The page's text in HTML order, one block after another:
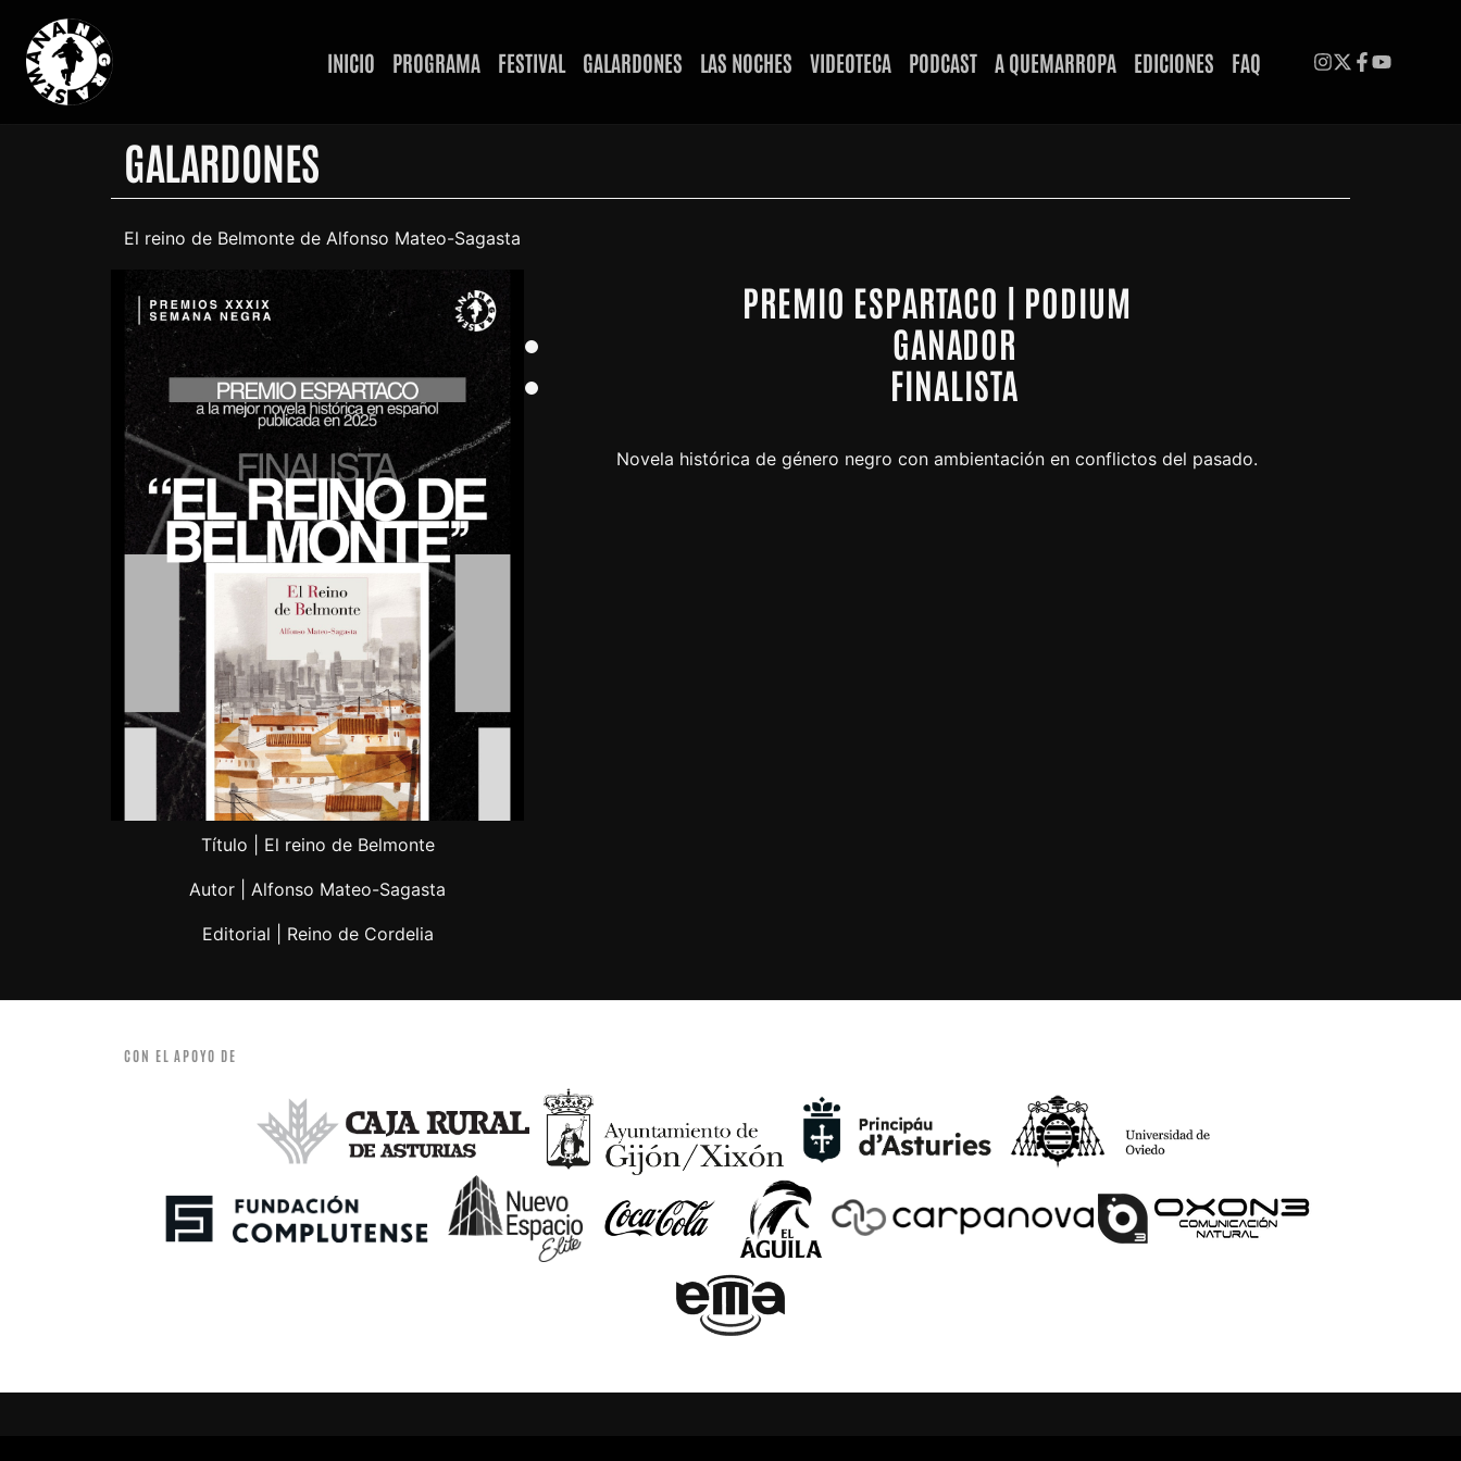
INICIO PROGRAMA FESTIVAL GALARDONES LAS NOCHES VIDEOTECA PODCAST A QUEMARROPA EDICIONES FAQ
GALARDONES
El reino de Belmonte de Alfonso Mateo-Sagasta
Título | El reino de Belmonte
Autor | Alfonso Mateo-Sagasta
Editorial | Reino de Cordelia
PREMIO ESPARTACO | PODIUM
GANADOR
FINALISTA
Novela histórica de género negro con ambientación en conflictos del pasado.
CON EL APOYO DE